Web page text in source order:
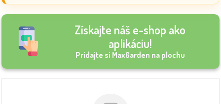
Získajte náš e-shop ako
aplikáciu!
Pridajte si MaxGarden na plochu